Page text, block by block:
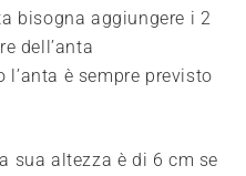
bisogna aggiungere i 2
dell’anta
l’anta è sempre previsto
sua altezza è di 6 cm se